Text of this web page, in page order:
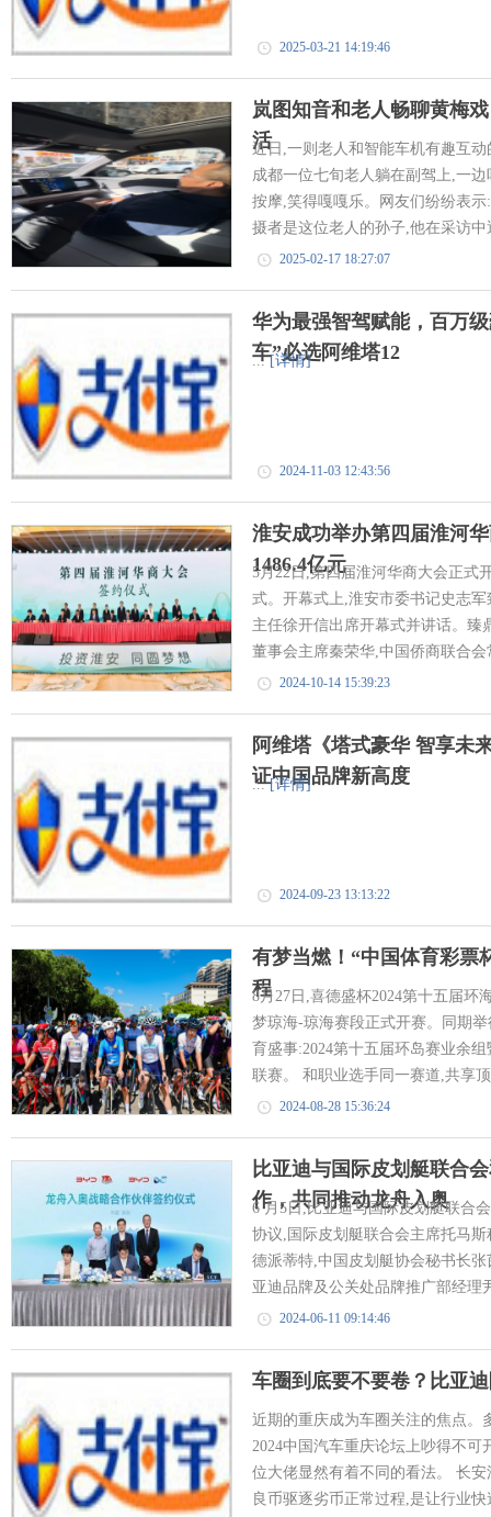
2025-03-21 14:19:46
岚图知音和老人畅聊黄梅
活
近日,一则老人和智能车机有趣互
成都一位七旬老人躺在副驾上,一
按摩,笑得嘎嘎乐。网友们纷纷表
摄者是这位老人的孙子,他在采访
2025-02-17 18:27:07
华为最强智驾赋能，百万
车”必选阿维塔12
...[详情]
2024-11-03 12:43:56
淮安成功举办第四届淮河
1486.4亿元
5月22日,第四届淮河华商大会正式
式。开幕式上,淮安市委书记史志
主任徐开信出席开幕式并讲话。臻
董事会主席秦荣华,中国侨商联合
2024-10-14 15:39:23
阿维塔《塔式豪华 智享未
证中国品牌新高度
...[详情]
2024-09-23 13:13:22
有梦当燃！“中国体育彩票
程
8月27日,喜德盛杯2024第十五届环
梦琼海-琼海赛段正式开赛。同期
育盛事:2024第十五届环岛赛业余
联赛。 和职业选手同一赛道,共享
2024-08-28 15:36:24
比亚迪与国际皮划艇联合
作，共同推动龙舟入奥
6 月5日,比亚迪与国际皮划艇联合
协议,国际皮划艇联合会主席托马
德派蒂特,中国皮划艇协会秘书长
亚迪品牌及公关处品牌推广部经理
2024-06-11 09:14:46
车圈到底要不要卷？比亚
近期的重庆成为车圈关注的焦点。
2024中国汽车重庆论坛上吵得不
位大佬显然有着不同的看法。 长
良币驱逐劣币正常过程,是让行业